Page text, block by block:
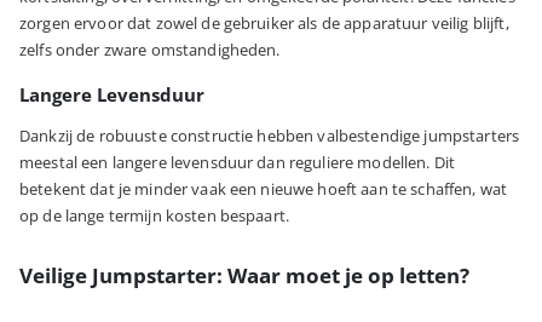
zorgen ervoor dat zowel de gebruiker als de apparatuur veilig blijft,
zelfs onder zware omstandigheden.
Langere Levensduur
Dankzij de robuuste constructie hebben valbestendige jumpstarters
meestal een langere levensduur dan reguliere modellen. Dit
betekent dat je minder vaak een nieuwe hoeft aan te schaffen, wat
op de lange termijn kosten bespaart.
Veilige Jumpstarter: Waar moet je op letten?